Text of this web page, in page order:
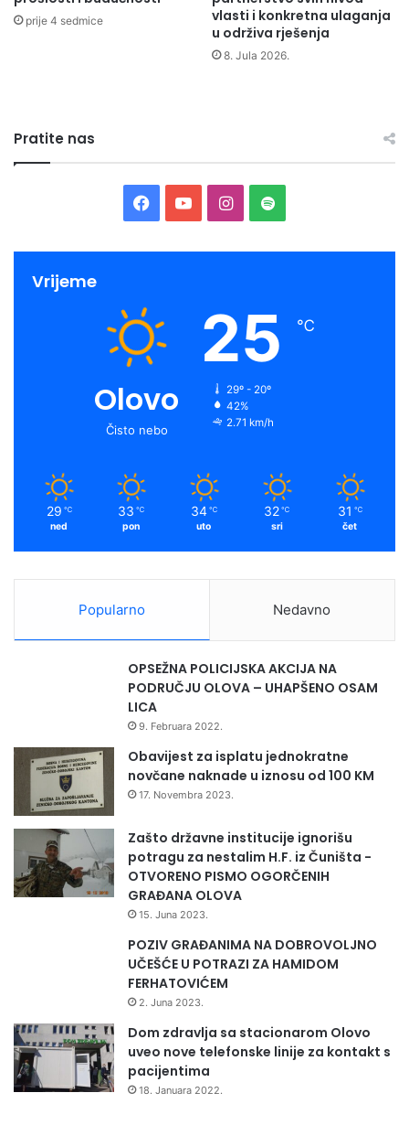
prije 4 sedmice
vlasti i konkretna ulaganja
u održiva rješenja
8. Jula 2026.
Pratite nas
Facebook
YouTubeInstagram
Spotify
Vrijeme
Olovo
Čisto nebo
25 ℃
29º - 20º
42%
2.71 km/h
29 ℃
ned
33 ℃
pon
34 ℃
uto
32 ℃
sri
31 ℃
čet
Popularno Nedavno
OPSEŽNA POLICIJSKA AKCIJA NA
PODRUČJU OLOVA – UHAPŠENO OSAM
LICA
9. Februara 2022.
Obavijest za isplatu jednokratne
novčane naknade u iznosu od 100 KM
17. Novembra 2023.
Zašto državne institucije ignorišu
potragu za nestalim H.F. iz Čuništa -
OTVORENO PISMO OGORČENIH
GRAĐANA OLOVA
15. Juna 2023.
POZIV GRAĐANIMA NA DOBROVOLJNO
UČEŠĆE U POTRAZI ZA HAMIDOM
FERHATOVIĆEM
2. Juna 2023.
Dom zdravlja sa stacionarom Olovo
uveo nove telefonske linije za kontakt s
pacijentima
18. Januara 2022.